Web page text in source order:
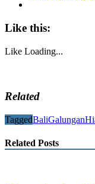
Like this:
Like Loading...
Related
TaggedBaliGalungan
Related Posts